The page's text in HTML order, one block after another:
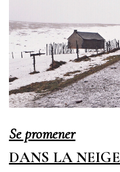
Se promener
DANS LA NEIGE